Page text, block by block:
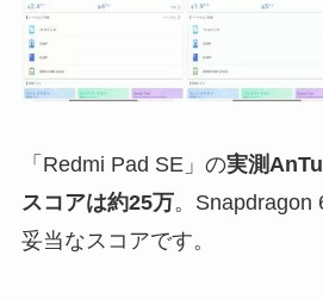
「Redmi Pad SE」の実測
スコアは約25万。Snapdragon
妥当なスコアです。